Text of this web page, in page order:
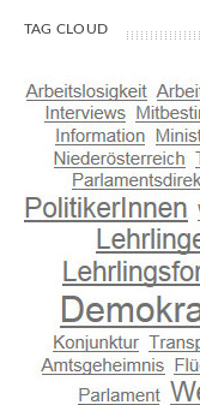
TAG CLOUD